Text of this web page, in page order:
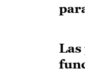
Las